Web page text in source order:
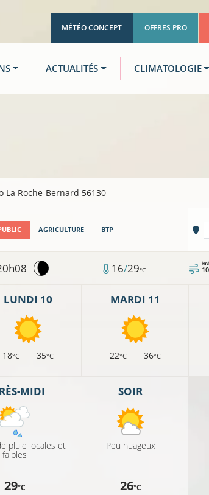
MÉTÉO CONCEPT OFFRES PRO
ACTUALITÉS CLIMATOLOGIE
La Roche-Bernard 56130
AGRICULTURE BTP
16/29°C
LUNDI 10
18°C 35°C
MARDI 11
22°C 36°C
MIDI
pluie locales et
faibles
29°C
SOIR
Peu nuageux
26°C
16°C